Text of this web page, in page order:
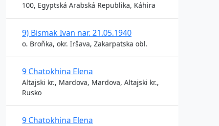
100, Egyptská Arabská Republika, Káhira
9) Bismak Ivan nar. 21.05.1940
o. Broňka, okr. Iršava, Zakarpatska obl.
9 Chatokhina Elena
Altajski kr., Mardova, Mardova, Altajski kr.,
Rusko
9 Chatokhina Elena